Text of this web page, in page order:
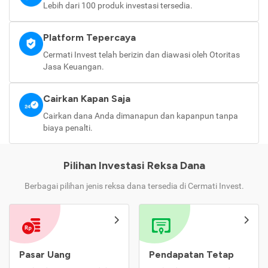
Lebih dari 100 produk investasi tersedia.
Platform Tepercaya
Cermati Invest telah berizin dan diawasi oleh Otoritas
Jasa Keuangan.
Cairkan Kapan Saja
Cairkan dana Anda dimanapun dan kapanpun tanpa
biaya penalti.
Pilihan Investasi Reksa Dana
Berbagai pilihan jenis reksa dana tersedia di Cermati Invest.
Pasar Uang Pendapatan Tetap